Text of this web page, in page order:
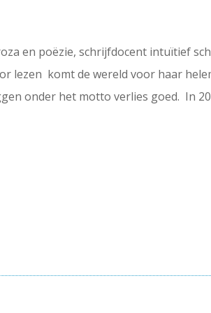
en poëzie, schrijfdocent intuïtief
lezen komt de wereld voor haar
onder het motto verlies goed. In